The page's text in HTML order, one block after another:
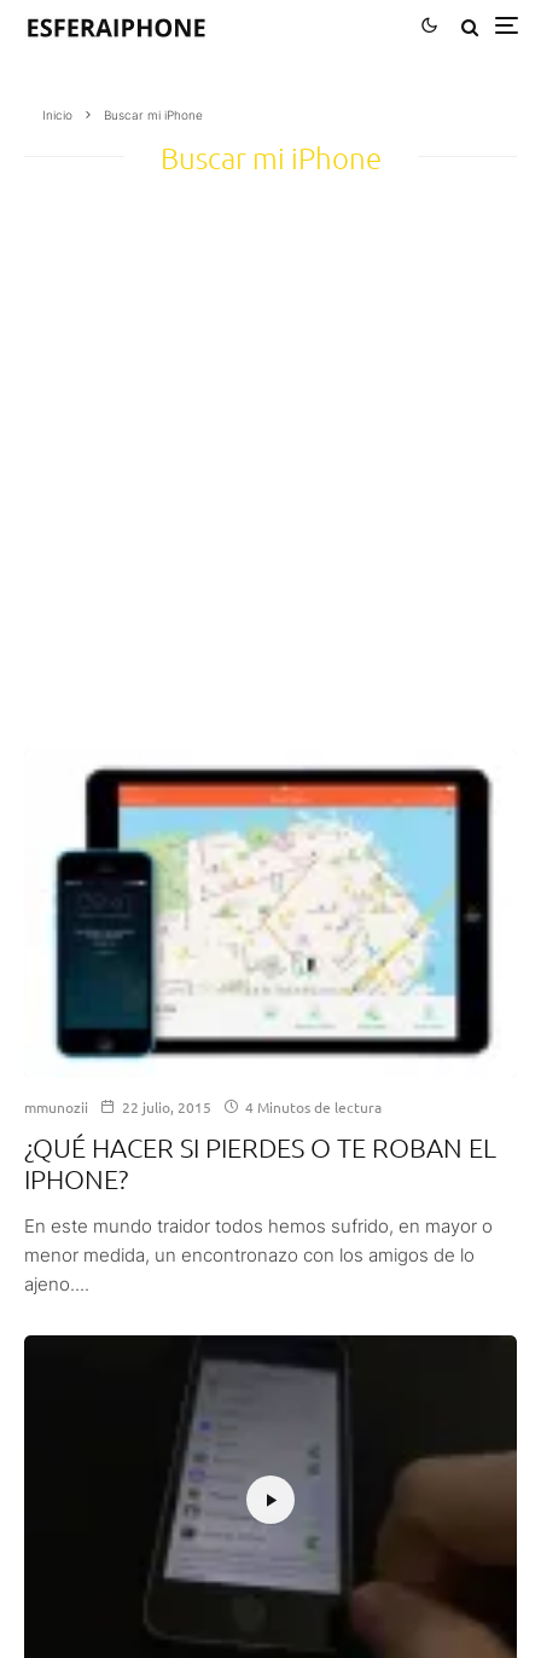
Inicio Buscar mi iPhone
Buscar mi iPhone
mmunozii 22 julio, 2015 4 Minutos de lectura
¿QUÉ HACER SI PIERDES O TE ROBAN EL
IPHONE?
En este mundo traidor todos hemos sufrido, en mayor o
menor medida, un encontronazo con los amigos de lo
ajeno....